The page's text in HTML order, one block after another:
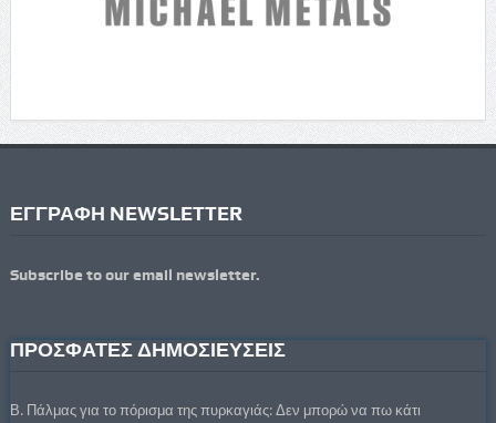
ΕΓΓΡΑΦΗ NEWSLETTER
Subscribe to our email newsletter.
ΠΡΟΣΦΑΤΕΣ ΔΗΜΟΣΙΕΥΣΕΙΣ
Β. Πάλμας για το πόρισμα της πυρκαγιάς: Δεν μπορώ να πω κάτι